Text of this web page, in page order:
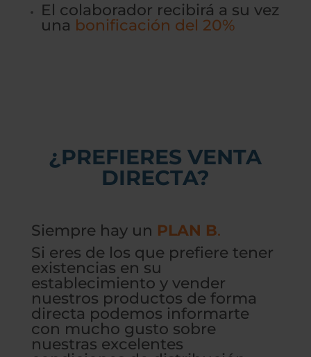
El colaborador recibirá a su vez
una bonificación del 20%
¿PREFIERES VENTA
DIRECTA?
Siempre hay un PLAN B.
Si eres de los que prefiere tener
existencias en su
establecimiento y vender
nuestros productos de forma
directa podemos informarte
con mucho gusto sobre
nuestras excelentes